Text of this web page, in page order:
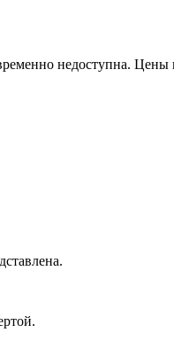
недоступна. Цены